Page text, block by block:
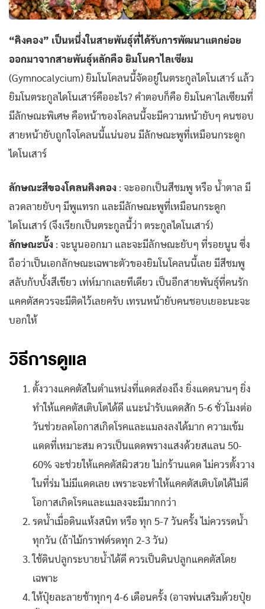
“คิงคอง” เป็นหนึ่งในสายพันธุ์ที่ได้รับการพัฒนาแตกย่อย
ออกมาจากสายพันธุ์หลักคือ ยิมโนคาไลเซียม
(Gymnocalycium) ยิมโนโคลนนี้จัดอยู่ในตระกูลไดโนเสาร์ แล้ว
ยิมโนตระกูลไดโนเสาร์คืออะไร? คำตอบก็คือ ยิมโนคาไลเซียมที่
มีลักษณะพิเศษ คือหน้าของโคลนนี้จะมีความหน้ายับๆ คนชอบ
สายหน้ายับถูกใจโคลนนี้แน่นอน มีลักษณะพูที่เหมือนกระดูก
ไดโนเสาร์
ลักษณะสีของโคลนคิงคอง : จะออกเป็นสีชมพู หรือ น้ำตาล มี
ลวดลายยับๆ มีพูแทรก และมีลักษณะพูที่เหมือนกระดูก
ไดโนเสาร์ (จึงเรียกเป็นตระกูลนี้ว่า ตระกูลไดโนเสาร์)
ลักษณะบั้ง : จะนูนออกมา และจะมีลักษณะยับๆ ที่รอยนูน ซึ่ง
ถือว่าเป็นเอกลักษณะเฉพาะตัวของยิมโนโคลนนี้เลย มีสีชมพู
สลับกับบั้งสีเขียว เท่ห์มากเลยทีเดียว เป็นอีกสายพันธุ์ที่คนรัก
แคคตัสควรจะมีติดไว้เลยครับ เทรนหน้ายับคนชอบเยอะนะจะ
บอกให้
วิธีการดูแล
ตั้งวางแคคตัสในตำแหน่งที่แดดส่องถึง ยิ่งแดดนานๆ ยิ่ง
ทำให้แคคตัสเติบโตได้ดี แนะนำรับแดดสัก 5-6 ชั่วโมงต่อ
วันช่วยลดโอกาสเกิดโรคและแมลงลงได้มาก ความเข้ม
แดดที่เหมาะสม ควรเป็นแดดพรางแสงด้วยสแลน 50-
60% จะช่วยให้แคคตัสผิวสวย ไม่กร้านแดด ไม่ควรตั้งวาง
ในที่ร่ม ไม่มีแดดเลย เพราะจะทำให้แคคตัสเติบโตได้ไม่ดี
โอกาสเกิดโรคและแมลงจะมีมากกว่า
รดน้ำเมื่อดินแห้งสนิท หรือ ทุก 5-7 วันครั้ง ไม่ควรรดน้ำ
ทุกวัน (ถ้าไม้กราฟต์รดทุก 2-3 วัน)
ใช้ดินปลูกระบายน้ำได้ดี ควรเป็นดินปลูกแคคตัสโดย
เฉพาะ
ให้ปุ๋ยละลายช้าทุกๆ 4-6 เดือนครั้ง (อาจพ่นเสริมด้วยปุ๋ย